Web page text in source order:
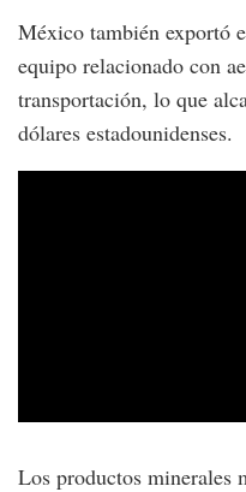
México también exportó
equipo relacionado con
transportación, lo que
dólares estadounidenses.
Los productos minerales